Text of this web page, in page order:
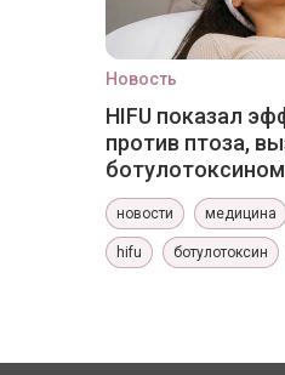
Новость
HIFU показал
против птоза,
ботулотоксином
новости медицина
hifu ботулотоксин